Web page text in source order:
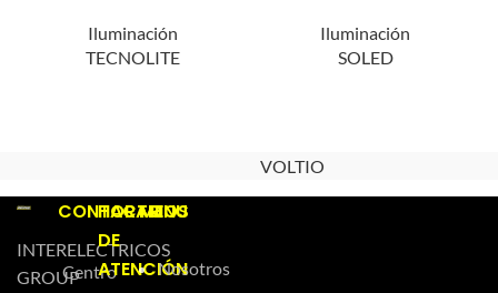
Iluminación
TECNOLITE
Iluminación
SOLED
VOLTIO
INTERELECTRICOS
GROUP
CONTACTO
Centro
HORARIOS
DE
ATENCIÓN
MENU
Nosotros